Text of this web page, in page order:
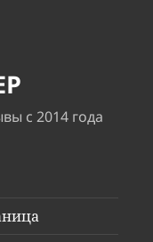
с 2014 года